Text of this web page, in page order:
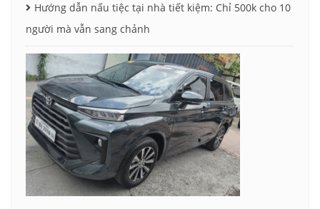
Hướng dẫn nấu tiệc tại nhà tiết kiệm: Chỉ 500k cho 10
người mà vẫn sang chảnh